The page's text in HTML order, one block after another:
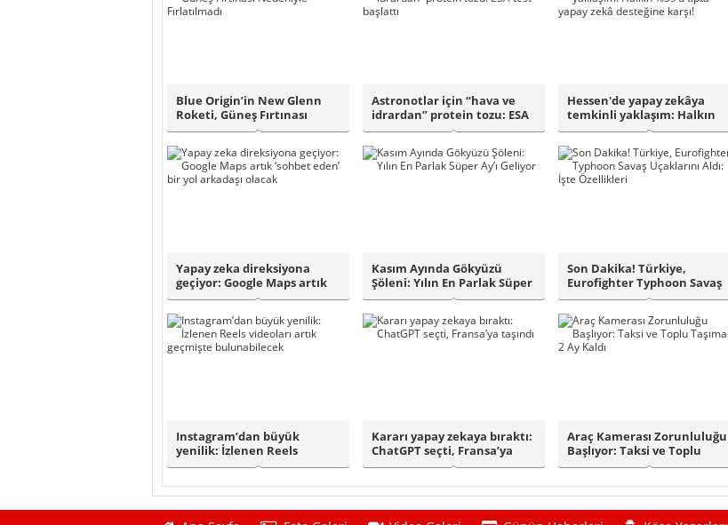
Blue Origin’in New Glenn
Roketi, Güneş Fırtınası
Nedeniyle F..
Astronotlar için “hava ve
idrardan” protein tozu: ESA
test b..
Hessen'de yapay zekâya
temkinli yaklaşım: Halkın
%39’u tıpta..
Yapay zeka direksiyona
geçiyor: Google Maps artık
‘sohbet ed..
Kasım Ayında Gökyüzü
Şöleni: Yılın En Parlak Süper
Ay’ı Geli..
Son Dakika! Türkiye,
Eurofighter Typhoon Savaş
Uçaklarını Al..
Instagram’dan büyük
yenilik: İzlenen Reels
videoları artık g..
Kararı yapay zekaya bıraktı:
ChatGPT seçti, Fransa’ya
taşınd..
Araç Kamerası Zorunluluğu
Başlıyor: Taksi ve Toplu
Taşımada ..